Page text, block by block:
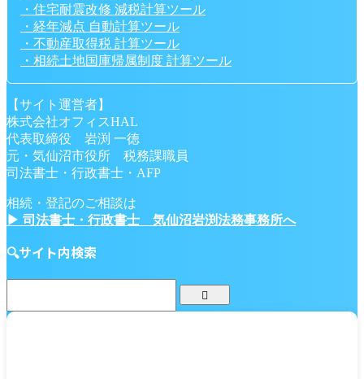
・住宅耐震改修 減税計算ツール
・経年減点 自動計算ツール
・不動産取得税 計算ツール
・相続土地国庫帰属制度 計算ツール
【サイト運営者】
株式会社オフィスHAL
代表取締役 岩渕 一徳
元・気仙沼市役所 税務課職員
司法書士・行政書士・AFP
相続・登記のご相談は
▶ 司法書士・行政書士 気仙沼岩渕法務事務所へ
🔍サイト内検索